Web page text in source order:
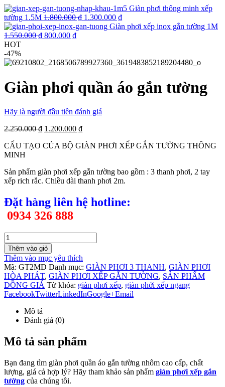
Giàn phơi thông minh xếp
tường 1.5M 1.800.000 ₫ 1.300.000 ₫
Giàn phơi xếp inox gắn tường 1M
1.550.000 ₫ 800.000 ₫
HOT
-47%
Giàn phơi quần áo gắn tường
Hãy là người đầu tiên đánh giá
2.250.000 ₫ 1.200.000 ₫
CẤU TẠO CỦA BỘ GIÀN PHƠI XẾP GẮN TƯỜNG THÔNG
MINH
Sản phẩm giàn phơi xếp gắn tường bao gồm : 3 thanh phơi, 2 tay
xếp rich rắc. Chiều dài thanh phơi 2m.
Đặt hàng liên hệ hotline:
0934 326 888
Thêm vào giỏ
Thêm vào mục yêu thích
Mã: GT2MD Danh mục: GIÀN PHƠI 3 THANH, GIÀN PHƠI
HÒA PHÁT, GIÀN PHƠI XẾP GẮN TƯỜNG, SẢN PHẨM
ĐỒNG GIÁ Từ khóa: giàn phơi xếp, giàn phới xếp ngang
FacebookTwitterLinkedInGoogle+Email
Mô tả
Đánh giá (0)
Mô tả sản phẩm
Bạn đang tìm giàn phơi quần áo gắn tường nhôm cao cấp, chất
lượng, giá cả hợp lý? Hãy tham khảo sản phẩm giàn phơi xếp gắn
tường của chúng tôi.